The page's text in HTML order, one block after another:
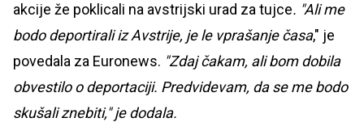
akcije že poklicali na avstrijski urad za tujce. "Ali me
bodo deportirali iz Avstrije, je le vprašanje časa," je
povedala za Euronews. "Zdaj čakam, ali bom dobila
obvestilo o deportaciji. Predvidevam, da se me bodo
skušali znebiti," je dodala.